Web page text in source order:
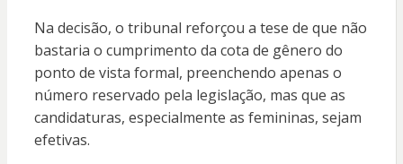
Na decisão, o tribunal reforçou a tese de que não
bastaria o cumprimento da cota de gênero do
ponto de vista formal, preenchendo apenas o
número reservado pela legislação, mas que as
candidaturas, especialmente as femininas, sejam
efetivas.